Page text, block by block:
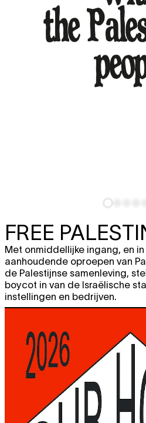
FREE
Met onmiddellijke ingang, en
aanhoudende oproepen van
de Palestijnse samenleving,
boycot in van de Israëlische
instellingen en bedrijven.